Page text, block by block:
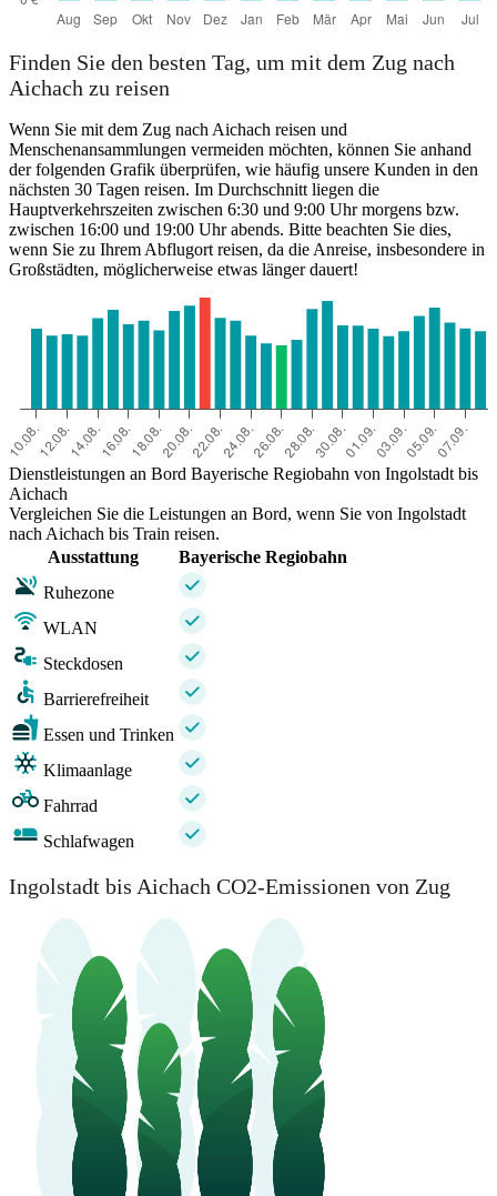
Finden Sie den besten Tag, um mit dem Zug nach
Aichach zu reisen
Wenn Sie mit dem Zug nach Aichach reisen und
Menschenansammlungen vermeiden möchten, können Sie anhand
der folgenden Grafik überprüfen, wie häufig unsere Kunden in den
nächsten 30 Tagen reisen. Im Durchschnitt liegen die
Hauptverkehrszeiten zwischen 6:30 und 9:00 Uhr morgens bzw.
zwischen 16:00 und 19:00 Uhr abends. Bitte beachten Sie dies,
wenn Sie zu Ihrem Abflugort reisen, da die Anreise, insbesondere in
Großstädten, möglicherweise etwas länger dauert!
Dienstleistungen an Bord Bayerische Regiobahn von Ingolstadt bis
Aichach
Vergleichen Sie die Leistungen an Bord, wenn Sie von Ingolstadt
nach Aichach bis Train reisen.
Ausstattung
Bayerische Regiobahn
Ruhezone
WLAN
Steckdosen
Barrierefreiheit
Essen und Trinken
Klimaanlage
Fahrrad
Schlafwagen
Ingolstadt bis Aichach CO2-Emissionen von Zug